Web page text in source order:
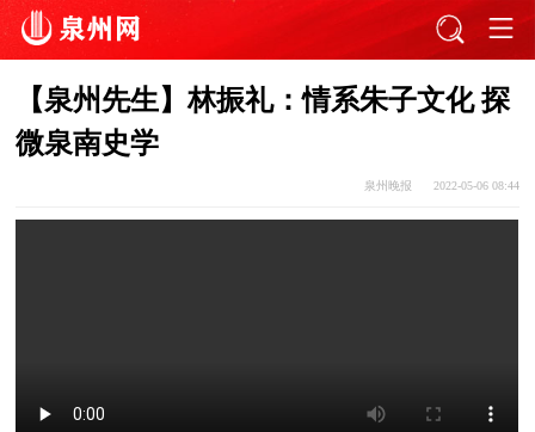
【泉州先生】林振礼：情系朱子文化 探
微泉南史学
泉州晚报 2022-05-06 08:44